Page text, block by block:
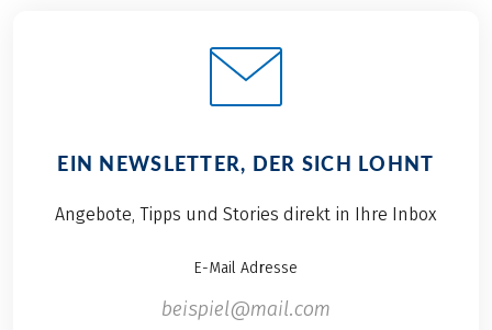
EIN NEWSLETTER, DER SICH LOHNT
Angebote, Tipps und Stories direkt in Ihre Inbox
E-Mail Adresse